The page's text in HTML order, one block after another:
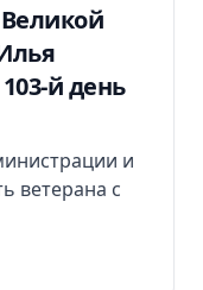
й день
и
ветерана с